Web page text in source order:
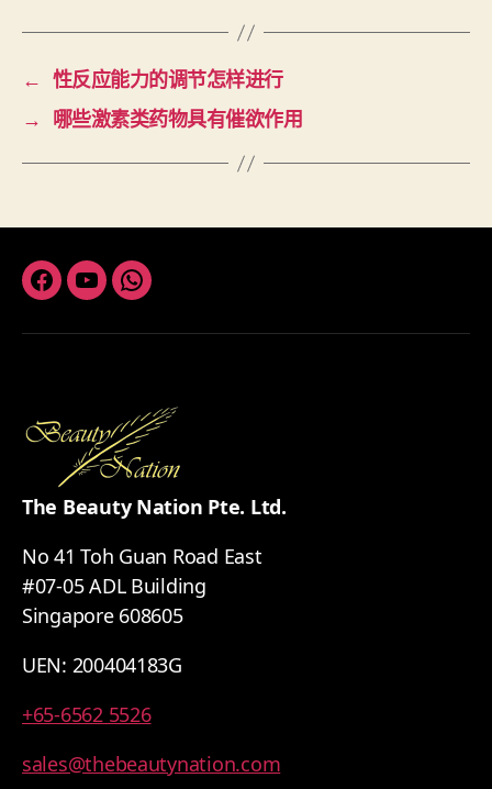
← 性反应能力的调节怎样进行
→ 哪些激素类药物具有催欲作用
Facebook
YoutubeWhatsapp
The Beauty Nation Pte. Ltd.
No 41 Toh Guan Road East
#07-05 ADL Building
Singapore 608605
UEN: 200404183G
+65-6562 5526
sales@thebeautynation.com